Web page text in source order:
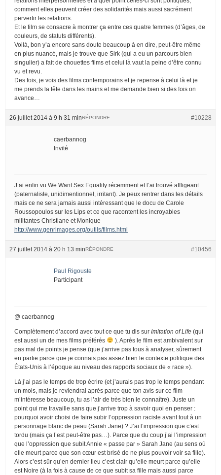
comment elles peuvent créer des solidarités mais aussi sacrément
pervertir les relations.
Et le film se consacre à montrer ça entre ces quatre femmes (d’âges, de
couleurs, de statuts différents).
Voilà, bon y’a encore sans doute beaucoup à en dire, peut-être même
en plus nuancé, mais je trouve que Sirk (qui a eu un parcours bien
singulier) a fait de chouettes films et celui là vaut la peine d’être connu
vu et revu.
Des fois, je vois des films contemporains et je repense à celui là et je
me prends la tête dans les mains et me demande bien si des fois on
avance…
26 juillet 2014 à 9 h 31 min #10228
RÉPONDRE
caerbannog
Invité
J’ai enfin vu We Want Sex Equality récemment et l’ai trouvé affligeant
(paternaliste, unidimentionnel, irritant). Je peux rentrer dans les détails
mais ce ne sera jamais aussi intéressant que le docu de Carole
Roussopoulos sur les Lips et ce que racontent les incroyables
militantes Christiane et Monique
http://www.genrimages.org/outils/films.html
27 juillet 2014 à 20 h 13 min #10456
RÉPONDRE
Paul Rigouste
Participant
@ caerbannog
Complètement d’accord avec tout ce que tu dis sur Imitation of Life (qui
est aussi un de mes films préférés
). Après le film est ambivalent sur
pas mal de points je pense (que j’arrive pas tous à analyser, sûrement
en partie parce que je connais pas assez bien le contexte politique des
États-Unis à l’époque au niveau des rapports sociaux de « race »).
Là j’ai pas le temps de trop écrire (et j’aurais pas trop le temps pendant
un mois, mais je reviendrai après parce que ton avis sur ce film
m’intéresse beaucoup, tu as l’air de très bien le connaître). Juste un
point qui me travaille sans que j’arrive trop à savoir quoi en penser :
pourquoi avoir choisi de faire subir l’oppression raciste avant tout à un
personnage blanc de peau (Sarah Jane) ? J’ai l’impression que c’est
tordu (mais ça l’est peut-être pas…). Parce que du coup j’ai l’impression
que l’oppression que subit Annie « passe par » Sarah Jane (au sens où
elle meurt parce que son cœur est brisé de ne plus pouvoir voir sa fille).
Alors c’est sûr qu’en dernier lieu c’est clair qu’elle meurt parce qu’elle
est Noire (à la fois à cause de ce que subit sa fille mais aussi parce